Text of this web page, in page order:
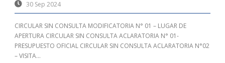
30 Sep 2024
CIRCULAR SIN CONSULTA MODIFICATORIA N° 01 – LUGAR DE
APERTURA CIRCULAR SIN CONSULTA ACLARATORIA N° 01-
PRESUPUESTO OFICIAL CIRCULAR SIN CONSULTA ACLARATORIA N°02
– VISITA...